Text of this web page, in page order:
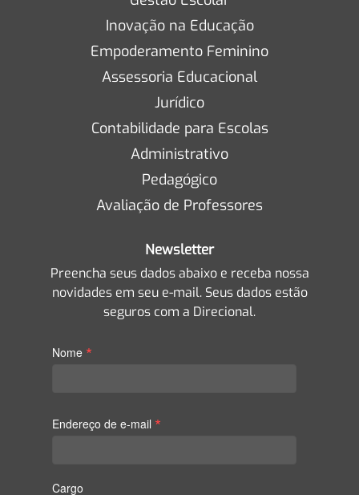
Inovação na Educação
Empoderamento Feminino
Assessoria Educacional
Jurídico
Contabilidade para Escolas
Administrativo
Pedagógico
Avaliação de Professores
Newsletter
Preencha seus dados abaixo e receba nossa
novidades em seu e-mail. Seus dados estão
seguros com a Direcional.
Nome *
Endereço de e-mail *
Cargo